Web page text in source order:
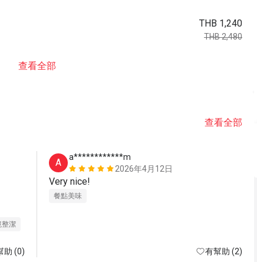
THB 1,240
THB 2,480
查看全部
查看全部
整潔
助 (0)
A
a************m
2026年4月12日
Very nice!
餐點美味
有幫助 (2)